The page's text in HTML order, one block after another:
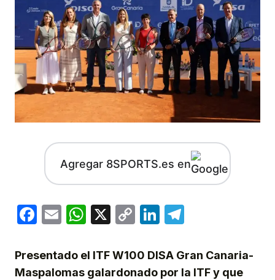
Agregar 8SPORTS.es en
Facebook
EmailWhatsApp
X
CopyLinkedIn
Presentado el ITF W100 DISA Gran Canaria-
Maspalomas galardonado por la ITF y que